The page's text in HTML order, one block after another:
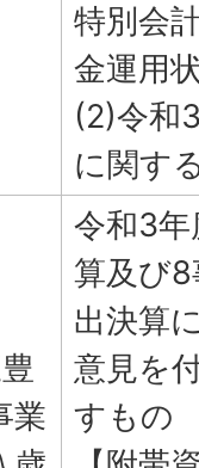
特別会
金運用
(2)令和
に関す
業
令和3年
算及び
出決算
意見を
すもの